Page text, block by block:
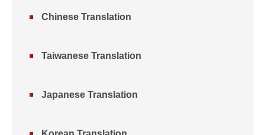
Chinese Translation
Taiwanese Translation
Japanese Translation